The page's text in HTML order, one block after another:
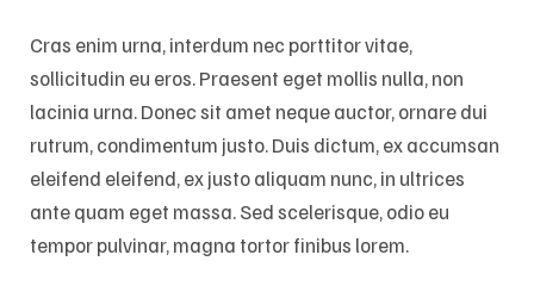
Cras enim urna, interdum nec porttitor vitae,
sollicitudin eu eros. Praesent eget mollis nulla, non
lacinia urna. Donec sit amet neque auctor, ornare dui
rutrum, condimentum justo. Duis dictum, ex accumsan
eleifend eleifend, ex justo aliquam nunc, in ultrices
ante quam eget massa. Sed scelerisque, odio eu
tempor pulvinar, magna tortor finibus lorem.